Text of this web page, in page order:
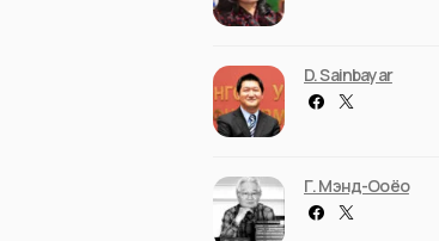
D. Sainbayar
Г. Мэнд-Ооёо